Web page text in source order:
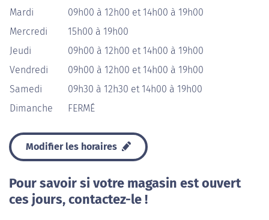
Mardi
09h00 à 12h00 et 14h00 à 19h00
Mercredi
15h00 à 19h00
Jeudi
09h00 à 12h00 et 14h00 à 19h00
Vendredi
09h00 à 12h00 et 14h00 à 19h00
Samedi
09h30 à 12h30 et 14h00 à 19h00
Dimanche
FERMÉ
Modifier les horaires
Pour savoir si votre magasin est ouvert
ces jours, contactez-le !